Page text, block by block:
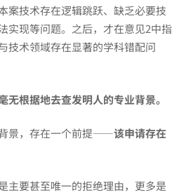
案技术存在逻辑跳跃、缺乏必要技
实现等问题。之后，才在意见2中指
技术领域存在显著的学科错配问
无根据地去查发明人的专业背景。
景，存在一个前提——该申请存在
要甚至唯一的拒绝理由，更多是